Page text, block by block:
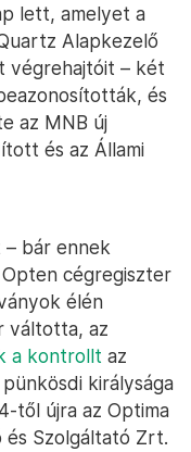
lett, amelyet a
Alapkezelő
végrehajtóit – két
és
az MNB új
és az Állami
bár ennek
cégregiszter
élén
váltotta, az
a kontrollt az
királysága
től újra az Optima
és Szolgáltató Zrt.